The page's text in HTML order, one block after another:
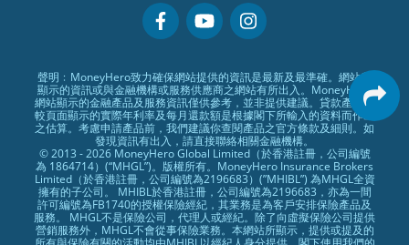
專欄文章
常見問題
條款及細則
編輯守則
廣告合作
廣告政策
私隱政策
加入我們
聲明﹕MoneyHero致力確保網站提供的資訊是最新及最準確。網站所
顯示的資訊或與金融機構或服務供應商之網站有所出入。MoneyHero
網站顯示的金融產品及服務資訊僅供參考，並非提供建議。貸款產品比
較頁面顯示的實際年利率及每月還款額是根據閣下所輸入的資料而作出
之估算。考慮申請產品前，我們建議你查閱產品之官方條款及細則。如
發現資訊有出入，請直接聯絡相關金融機構。
© 2013 - 2026 MoneyHero Global Limited（於香港註冊，公司編號
為 1864714）(“MHGL”)。版權所有。MoneyHero Insurance Brokers
Limited（於香港註冊，公司編號為2196683）(”MHIBL”) 為MHGL全資
擁有的子公司。 MHIBL於香港註冊，公司編號為2196683，亦為一間
許可編號為FB1740的授權保險經紀，其業務是為客戶安排保險產品及
服務。 MHGL不是保險公司，代理人或經紀。除了向虛擬保險公司提供
營銷服務外，MHGL不會從事保險業務。本網站所顯示，提供或提及的